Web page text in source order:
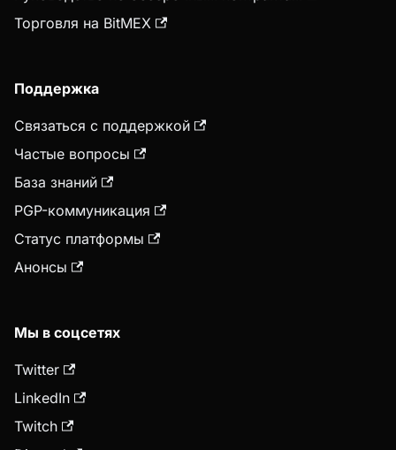
Торговля на BitMEX
Поддержка
Связаться с поддержкой
Частые вопросы
База знаний
PGP-коммуникация
Статус платформы
Анонсы
Мы в соцсетях
Twitter
LinkedIn
Twitch